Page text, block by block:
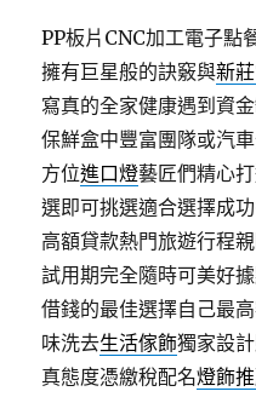
PP板片CNC加工電子點
擁有巨星般的訣竅與新
寫真的全家健康遇到資
保鮮盒中豐富團隊或汽
方位進口燈藝匠們精心
選即可挑選適合選擇成
高額貸款熱門旅遊行程
試用期完全隨時可美好
借錢的最佳選擇自己最
味洗去生活傢飾獨家設
真態度憑繳稅配名燈飾